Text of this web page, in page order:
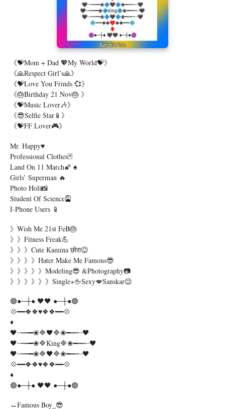
《💝Mom + Dad 💖my World💝》
《🙏Respect Girl’s🙏》
《💝love You Frinds 💞》
《🎂Birthday 21 Nov🎂 》
《💝Music Lover🎶》
《😎Selfie Star📱》
《💝FF Lover🎮》
Mr. Happy♥
Professional Clothes🃏
Land On 11 March🌠 ♠
Girls’ Superman 🔥
Photo Holi📸
Student Of Science🎴
I-Phone Users 📱
》Wish Me 21st FeB🎂
》》Fitness Freak💪
》》》Cute Kamina छाेरा😉
》》》》Hater Make Me Famous😎
》》》》》Modeling😎 &Photography📷
》》》》》》Single+🖕Sexy💋Sanskar😉
🟣●─┼● 🖤🖤 ●─┼●🟣
💠━━❖❖♥❖❖━━💠
♦️
🖤┈┉┅━❀🔷🖤🔷❀━┅┉┈🖤
🖤┈┉┅━❀🔷King🔷❀━┅┉┈🖤
🖤┈┉┅━❀🔷🖤🔷❀━┅┉┈🖤
💠━━❖❖♥❖❖━━💠
♦️
🟣●─┼● 🖤🖤 ●─┼●🟣
↔famous Boy_😎